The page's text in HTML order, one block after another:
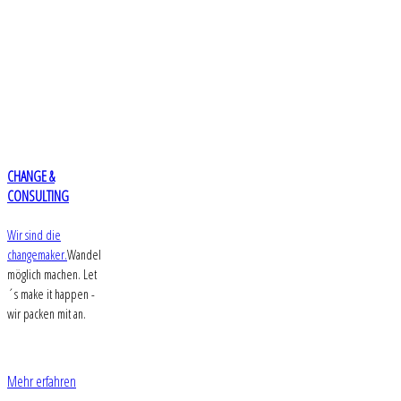
CHANGE &
CONSULTING
Wir sind die
changemaker.Wandel
möglich machen. Let
´s make it happen -
wir packen mit an.
Mehr erfahren